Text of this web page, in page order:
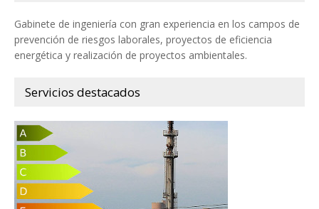
Gabinete de ingeniería con gran experiencia en los campos de
prevención de riesgos laborales, proyectos de eficiencia
energética y realización de proyectos ambientales.
Servicios destacados